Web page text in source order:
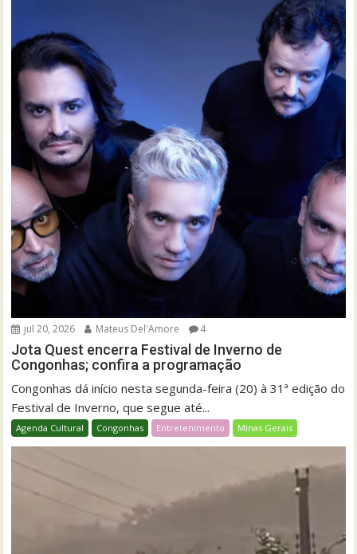
jul 20, 2026 Mateus Del'Amore 4
Jota Quest encerra Festival de Inverno de
Congonhas; confira a programação
Congonhas dá início nesta segunda-feira (20) à 31ª edição do
Festival de Inverno, que segue até...
Agenda Cultural Congonhas Entretenimento Minas Gerais